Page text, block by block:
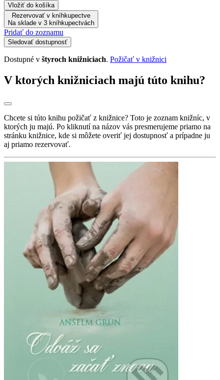
Vložiť do košíka
Rezervovať v kníhkupectve
Na sklade v 3 kníhkupectvách
Pridať do zoznamu
Sledovať dostupnosť
Dostupné v štyroch knižniciach. Požičať v knižnici
V ktorých knižniciach majú túto knihu?
Chcete si túto knihu požičať z knižnice? Toto je zoznam knižníc, v
ktorých ju majú. Po kliknutí na názov vás presmerujeme priamo na
stránku knižnice, kde si môžete overiť jej dostupnosť a prípadne ju
aj priamo rezervovať.